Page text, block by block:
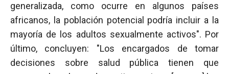
generalizada, como ocurre en algunos países
africanos, la población potencial podría incluir a la
mayoría de los adultos sexualmente activos". Por
último, concluyen: "Los encargados de tomar
decisiones sobre salud pública tienen que